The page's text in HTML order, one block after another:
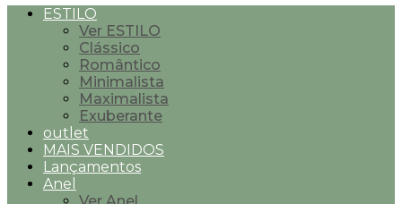
ESTILO
Ver ESTILO
Clássico
Romântico
Minimalista
Maximalista
Exuberante
outlet
MAIS VENDIDOS
Lançamentos
Anel